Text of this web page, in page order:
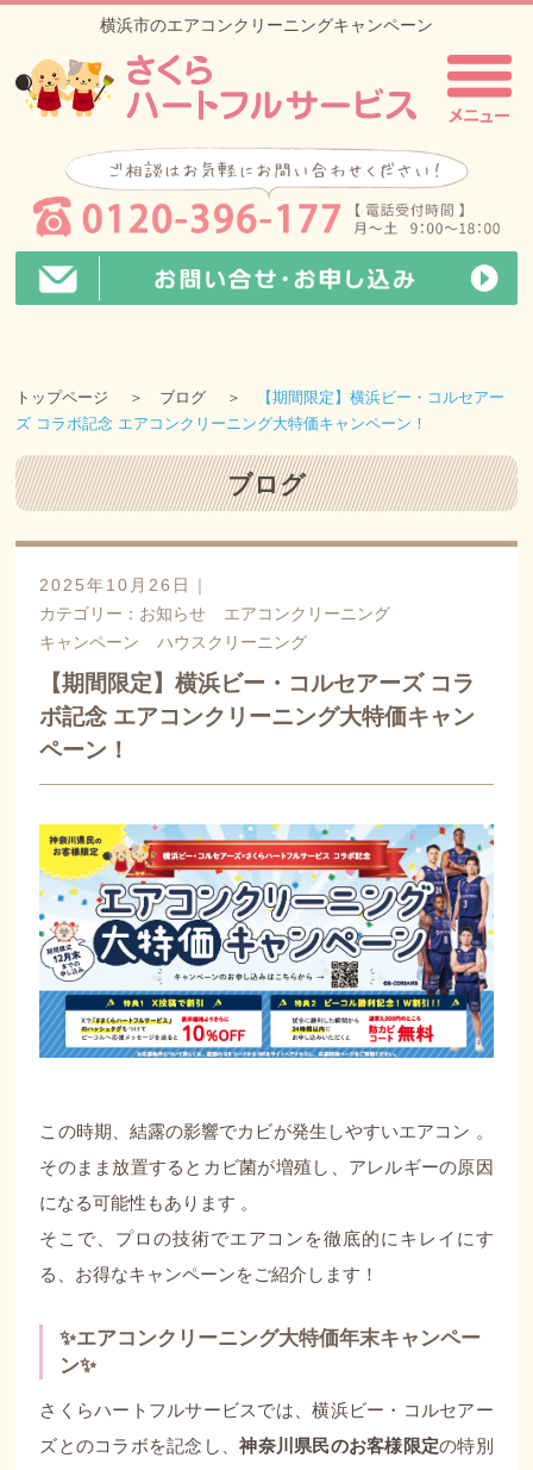
横浜市のエアコンクリーニングキャンペーン
トップページ ブログ
【期間限定】横浜ビー・コルセアー
ズ コラボ記念 エアコンクリーニング大特価キャンペーン！
ブログ
2025年10月26日｜
カテゴリー： お知らせ
エアコンクリーニング
キャンペーン
ハウスクリーニング
【期間限定】横浜ビー・コルセアーズ コラ
ボ記念 エアコンクリーニング大特価キャン
ペーン！
この時期、結露の影響でカビが発生しやすいエアコン 。
そのまま放置するとカビ菌が増殖し、アレルギーの原因
になる可能性もあります 。
そこで、プロの技術でエアコンを徹底的にキレイにす
る、お得なキャンペーンをご紹介します！
✨エアコンクリーニング大特価年末キャンペー
ン✨
さくらハートフルサービスでは、横浜ビー・コルセアー
ズとのコラボを記念し、神奈川県民のお客様限定の特別